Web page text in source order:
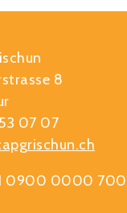
8
07 07
0900 0000